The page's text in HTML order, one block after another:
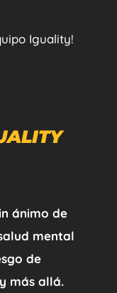
Iguality!
ánimo de
mental
de
más allá.